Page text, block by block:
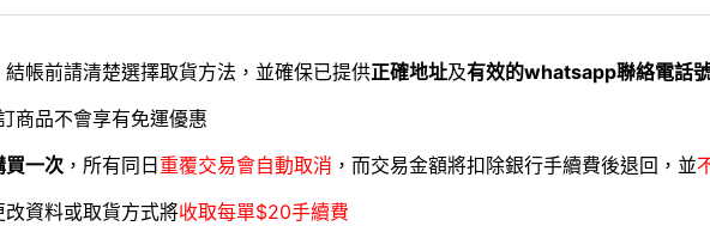
帳前請清楚選擇取貨方法，並確保已提供正確地址及有效的whatsapp聯絡電話
商品不會享有免運優惠
買一次 ，所有同日 重覆交易會自動取消 ，而交易金額將扣除銀行手續費後退回，並
改資料或取貨方式將收取每單$20手續費